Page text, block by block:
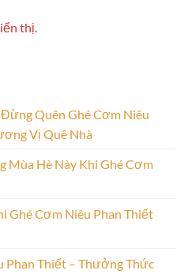
thị.
Quên Ghé Cơm Niêu
Vị Quê Nhà
Mùa Hè Này Khi Ghé Cơm
Ghé Cơm Niêu Phan Thiết
Phan Thiết – Thưởng Thức